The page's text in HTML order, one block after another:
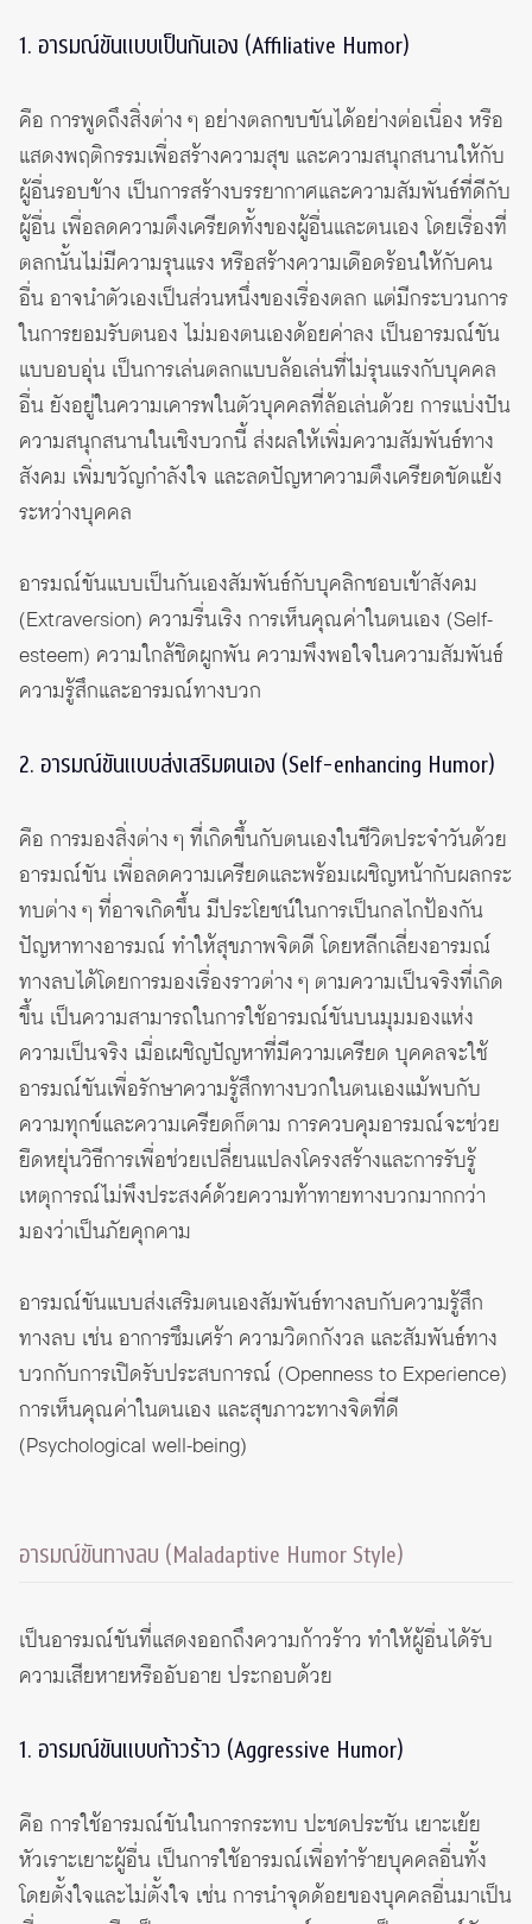
1. อารมณ์ขันแบบเป็นกันเอง (Affiliative Humor)
คือ การพูดถึงสิ่งต่าง ๆ อย่างตลกขบขันได้อย่างต่อเนื่อง หรือ
แสดงพฤติกรรมเพื่อสร้างความสุข และความสนุกสนานให้กับ
ผู้อื่นรอบข้าง เป็นการสร้างบรรยากาศและความสัมพันธ์ที่ดีกับ
ผู้อื่น เพื่อลดความตึงเครียดทั้งของผู้อื่นและตนเอง โดยเรื่องที่
ตลกนั้นไม่มีความรุนแรง หรือสร้างความเดือดร้อนให้กับคน
อื่น อาจนำตัวเองเป็นส่วนหนึ่งของเรื่องตลก แต่มีกระบวนการ
ในการยอมรับตนอง ไม่มองตนเองด้อยค่าลง เป็นอารมณ์ขัน
แบบอบอุ่น เป็นการเล่นตลกแบบล้อเล่นที่ไม่รุนแรงกับบุคคล
อื่น ยังอยู่ในความเคารพในตัวบุคคลที่ล้อเล่นด้วย การแบ่งปัน
ความสนุกสนานในเชิงบวกนี้ ส่งผลให้เพิ่มความสัมพันธ์ทาง
สังคม เพิ่มขวัญกำลังใจ และลดปัญหาความตึงเครียดขัดแย้ง
ระหว่างบุคคล
อารมณ์ขันแบบเป็นกันเองสัมพันธ์กับบุคลิกชอบเข้าสังคม
(Extraversion) ความรื่นเริง การเห็นคุณค่าในตนเอง (Self-
esteem) ความใกล้ชิดผูกพัน ความพึงพอใจในความสัมพันธ์
ความรู้สึกและอารมณ์ทางบวก
2. อารมณ์ขันแบบส่งเสริมตนเอง (Self-enhancing Humor)
คือ การมองสิ่งต่าง ๆ ที่เกิดขึ้นกับตนเองในชีวิตประจำวันด้วย
อารมณ์ขัน เพื่อลดความเครียดและพร้อมเผชิญหน้ากับผลกระ
ทบต่าง ๆ ที่อาจเกิดขึ้น มีประโยชน์ในการเป็นกลไกป้องกัน
ปัญหาทางอารมณ์ ทำให้สุขภาพจิตดี โดยหลีกเลี่ยงอารมณ์
ทางลบได้โดยการมองเรื่องราวต่าง ๆ ตามความเป็นจริงที่เกิด
ขึ้น เป็นความสามารถในการใช้อารมณ์ขันบนมุมมองแห่ง
ความเป็นจริง เมื่อเผชิญปัญหาที่มีความเครียด บุคคลจะใช้
อารมณ์ขันเพื่อรักษาความรู้สึกทางบวกในตนเองแม้พบกับ
ความทุกข์และความเครียดก็ตาม การควบคุมอารมณ์จะช่วย
ยืดหยุ่นวิธีการเพื่อช่วยเปลี่ยนแปลงโครงสร้างและการรับรู้
เหตุการณ์ไม่พึงประสงค์ด้วยความท้าทายทางบวกมากกว่า
มองว่าเป็นภัยคุกคาม
อารมณ์ขันแบบส่งเสริมตนเองสัมพันธ์ทางลบกับความรู้สึก
ทางลบ เช่น อาการซึมเศร้า ความวิตกกังวล และสัมพันธ์ทาง
บวกกับการเปิดรับประสบการณ์ (Openness to Experience)
การเห็นคุณค่าในตนเอง และสุขภาวะทางจิตที่ดี
(Psychological well-being)
อารมณ์ขันทางลบ (Maladaptive Humor Style)
เป็นอารมณ์ขันที่แสดงออกถึงความก้าวร้าว ทำให้ผู้อื่นได้รับ
ความเสียหายหรืออับอาย ประกอบด้วย
1. อารมณ์ขันแบบก้าวร้าว (Aggressive Humor)
คือ การใช้อารมณ์ขันในการกระทบ ปะชดประชัน เยาะเย้ย
หัวเราะเยาะผู้อื่น เป็นการใช้อารมณ์เพื่อทำร้ายบุคคลอื่นทั้ง
โดยตั้งใจและไม่ตั้งใจ เช่น การนำจุดด้อยของบุคคลอื่นมาเป็น